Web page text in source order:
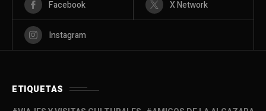
Facebook X Network
Instagram
ETIQUETAS